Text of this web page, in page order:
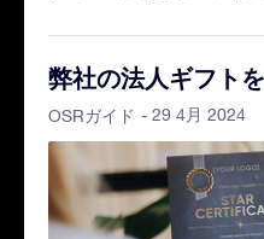
弊社の法人ギフト
OSRガイド - 29 4月 2024